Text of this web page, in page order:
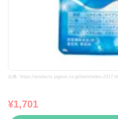
出典: https://products.pigeon.co.jp/item/index-
¥1,701